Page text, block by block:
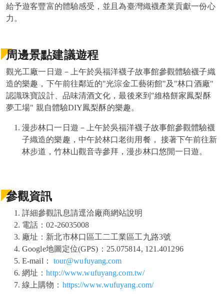
給予遊客豐富的體驗感受，並且為臺灣織襪產業貢獻一份心
力。
周邊景點建議遊程
觀光工廠一日遊－上午於吳福洋襪子故事館參觀體驗襪子織
造的樂趣，下午前往鄰近的"光淙金工藝術館"及"林口酒廠"
認識珠寶設計、品味清酒文化，最後來到"維格餅家鳳梨酥
夢工場" 親自體驗DIY鳳梨酥的樂趣。
漫步林口一日遊－上午於吳福洋襪子故事館參觀體驗襪
子織造的樂趣，中午於林口老街用餐， 接著下午前往新
林步道，竹林山觀音寺參拜，漫步林口悠閒一日遊。
參觀資訊
詳細參觀訊息請逕洽廠商網站說明
電話：02-26035008
廠址：新北市林口區工二工業區工九路3號
Google地圖定位(GPS)：25.075814, 121.401296
E-mail： tour@wufuyang.com
網址：http://www.wufuyang.com.tw/
線上購物： https://www.wufuyang.com/